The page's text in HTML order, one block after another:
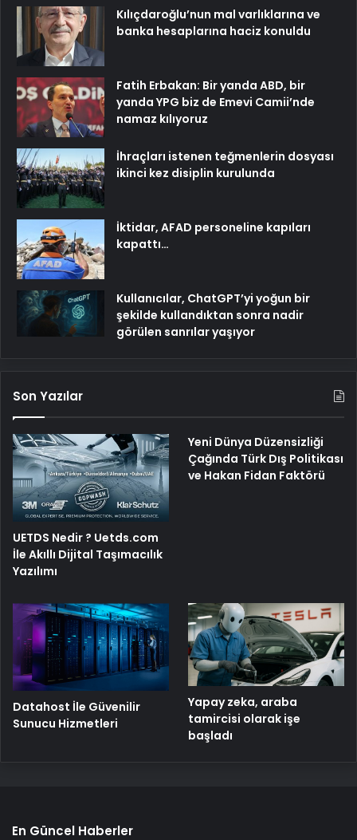
Kılıçdaroğlu’nun mal varlıklarına ve
banka hesaplarına haciz konuldu
Fatih Erbakan: Bir yanda ABD, bir
yanda YPG biz de Emevi Camii’nde
namaz kılıyoruz
İhraçları istenen teğmenlerin dosyası
ikinci kez disiplin kurulunda
İktidar, AFAD personeline kapıları
kapattı…
Kullanıcılar, ChatGPT’yi yoğun bir
şekilde kullandıktan sonra nadir
görülen sanrılar yaşıyor
Son Yazılar
UETDS Nedir ? Uetds.com
İle Akıllı Dijital Taşımacılık
Yazılımı
Yeni Dünya Düzensizliği
Çağında Türk Dış Politikası
ve Hakan Fidan Faktörü
Datahost İle Güvenilir
Sunucu Hizmetleri
Yapay zeka, araba
tamircisi olarak işe
başladı
En Güncel Haberler